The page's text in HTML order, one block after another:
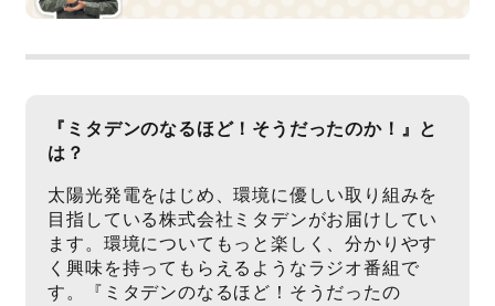
『ミタデンのなるほど！そうだったのか！』と
は？
太陽光発電をはじめ、環境に優しい取り組みを
目指している株式会社ミタデンがお届けしてい
ます。環境についてもっと楽しく、分かりやす
く興味を持ってもらえるようなラジオ番組で
す。『ミタデンのなるほど！そうだったの